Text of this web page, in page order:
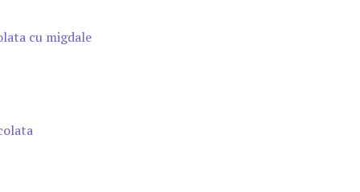
cu migdale